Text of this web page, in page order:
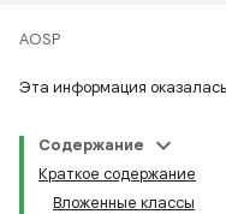
AOSP
Эта информация
Содержание
Краткое содержание
Вложенные классы